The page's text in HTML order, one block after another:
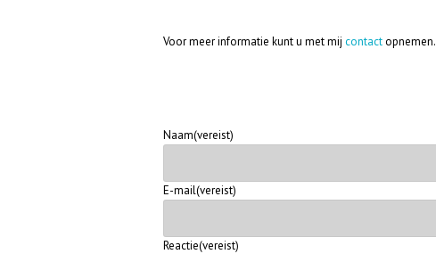
Voor meer informatie kunt u met mij contactopnemen.
Naam(vereist)
E-mail(vereist)
Reactie(vereist)